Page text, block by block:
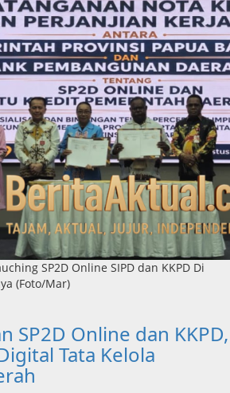
SP2D Online SIPD dan KKPD Di
(Foto/Mar)
SP2D Online dan KKPD,
Tata Kelola